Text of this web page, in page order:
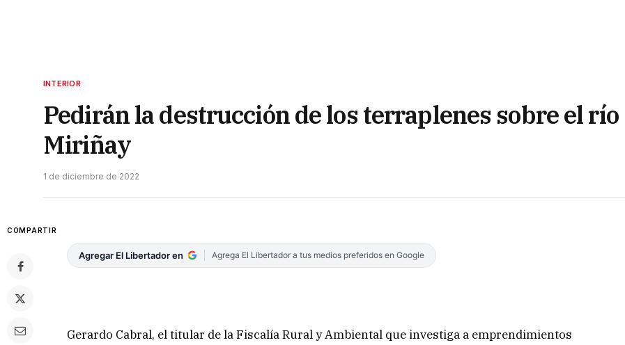
INTERIOR
Pedirán la destrucción de los terraplenes sobre el río
Miriñay
1 de diciembre de 2022
COMPARTIR
Agregar El Libertador en Agrega El Libertador a tus medios preferidos en Google
Gerardo Cabral, el titular de la Fiscalía Rural y Ambiental que investiga a emprendimientos